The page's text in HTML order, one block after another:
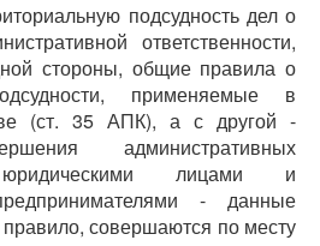
подсудность дел о
ответственности,
стороны, общие правила о
применяемые в
(ст. 35 АПК), а с другой -
административных
юридическими лицами и
- данные
совершаются по месту